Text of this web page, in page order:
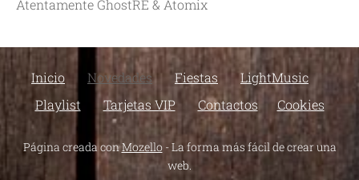
Atentamente GhostRE & Atomix
Inicio Novedades Fiestas
LightMusic
Playlist
Tarjetas VIP Contactos Cookies
Página creada conMozello- La forma más fácil de crear una
web.